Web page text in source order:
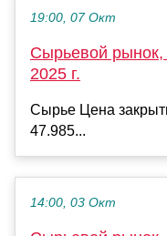
19:00, 07 Окт
Сырьевой рынок,
2025 г.
Сырье Цена
47.985...
14:00, 03 Окт